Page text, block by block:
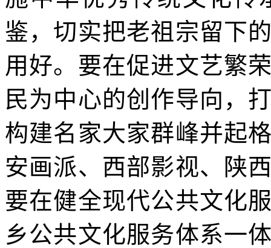
鉴，切实把老祖宗留下
用好。要在促进文艺繁
民为中心的创作导向，
构建名家大家群峰并起
安画派、西部影视、陕
要在健全现代公共文化
乡公共文化服务体系一